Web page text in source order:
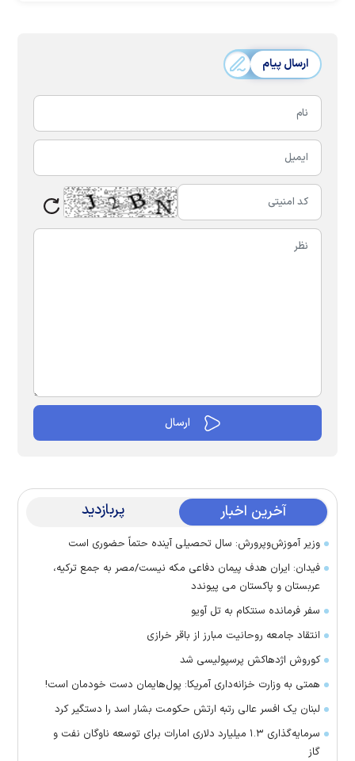
ارسال پیام
آخرین اخبار پربازدید
وزیر آموزش‌وپرورش: سال تحصیلی آینده حتماً حضوری است
فیدان: ایران هدف پیمان دفاعی مکه نیست/مصر به جمع ترکیه،
عربستان و پاکستان می پیوندد
سفر فرمانده سنتکام به تل آویو
انتقاد جامعه روحانیت مبارز از باقر خرازی
کوروش اژدهاکش پرسپولیسی شد
همتی به وزارت خزانه‌داری آمریکا: پول‌هایمان دست خودمان است!
لبنان یک افسر عالی رتبه ارتش حکومت بشار اسد را دستگیر کرد
سرمایه‌گذاری ۱.۳ میلیارد دلاری امارات برای توسعه ناوگان نفت و
گاز